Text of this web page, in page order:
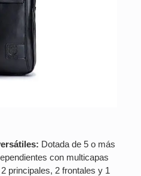
Dotada de 5 o más
con multicapas
principales, 2 frontales y 1